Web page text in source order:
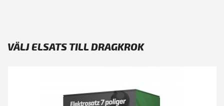
VÄLJ ELSATS TILL DRAGKROK